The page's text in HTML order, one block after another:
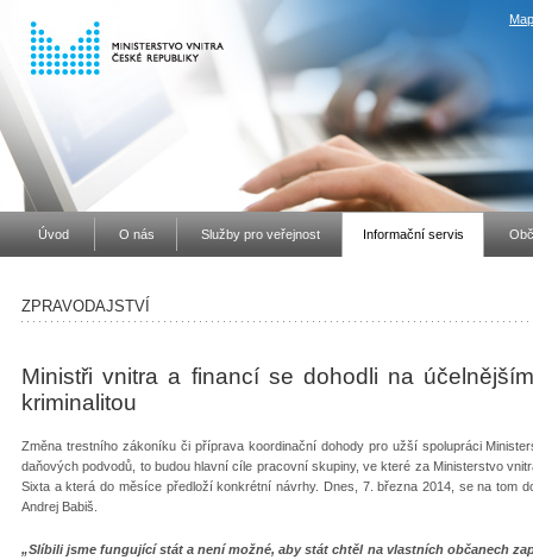
Úvod O nás Služby pro veřejnost Informační servis
ZPRAVODAJSTVÍ
Ministři vnitra a financí se dohodli na
kriminalitou
Změna trestního zákoníku či příprava koordinační dohody pro užší spolupráci
daňových podvodů, to budou hlavní cíle pracovní skupiny, ve které za Ministerstvo
Sixta a která do měsíce předloží konkrétní návrhy. Dnes, 7. března 2014, se na tom
Andrej Babiš.
„Slíbili jsme fungující stát a není možné, aby stát chtěl na vlastních občanech